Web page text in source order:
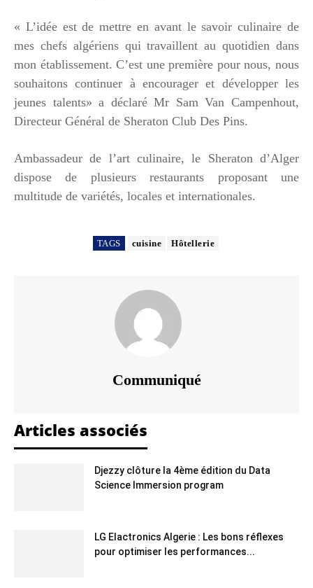
« L’idée est de mettre en avant le savoir culinaire de
mes chefs algériens qui travaillent au quotidien dans
mon établissement. C’est une première pour nous, nous
souhaitons continuer à encourager et développer les
jeunes talents» a déclaré Mr Sam Van Campenhout,
Directeur Général de Sheraton Club Des Pins.
Ambassadeur de l’art culinaire, le Sheraton d’Alger
dispose de plusieurs restaurants proposant une
multitude de variétés, locales et internationales.
TAGS cuisine Hôtellerie
Communiqué
Articles associés
Djezzy clôture la 4ème édition du Data
Science Immersion program
LG Elactronics Algerie : Les bons réflexes
pour optimiser les performances...